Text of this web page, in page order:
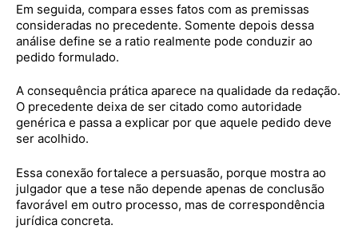
Em seguida, compara esses fatos com as premissas
consideradas no precedente. Somente depois dessa
análise define se a ratio realmente pode conduzir ao
pedido formulado.
A consequência prática aparece na qualidade da redação.
O precedente deixa de ser citado como autoridade
genérica e passa a explicar por que aquele pedido deve
ser acolhido.
Essa conexão fortalece a persuasão, porque mostra ao
julgador que a tese não depende apenas de conclusão
favorável em outro processo, mas de correspondência
jurídica concreta.